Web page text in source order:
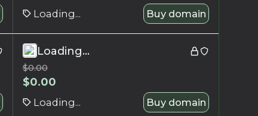
Loading... Buy domain
Loading...
$0.00
$0.00
Loading... Buy domain